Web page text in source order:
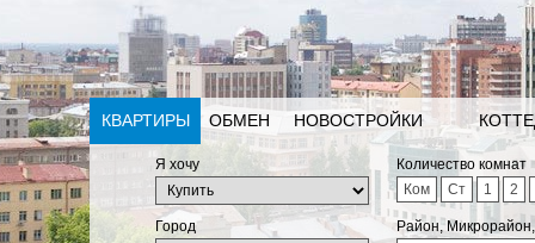
КВАРТИРЫ ОБМЕН НОВОСТРОЙКИ
Я хочу
Количество комнат
Ком
Ст 1 2
Город
Район,